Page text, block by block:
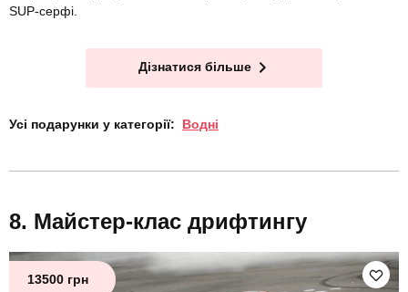
SUP-серфі.
Дізнатися більше
Усі подарунки у категорії: Водні
Майстер-клас дрифтингу
13500 грн